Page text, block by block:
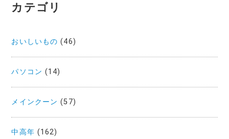
カテゴリ
おいしいもの (46)
パソコン (14)
メインクーン (57)
中高年 (162)